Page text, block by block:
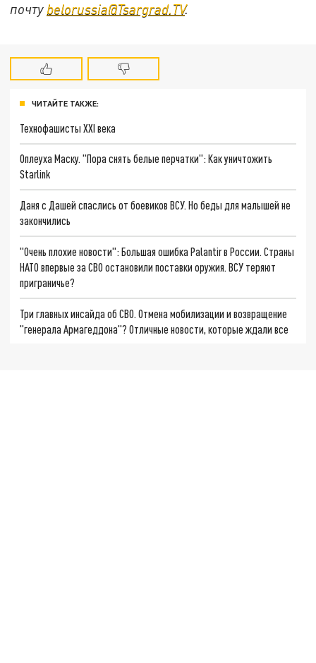
почту belorussia@Tsargrad.TV.
ЧИТАЙТЕ ТАКЖЕ:
Технофашисты XXI века
Оплеуха Маску. "Пора снять белые перчатки": Как уничтожить
Starlink
Даня с Дашей спаслись от боевиков ВСУ. Но беды для малышей не
закончились
"Очень плохие новости": Большая ошибка Palantir в России. Страны
НАТО впервые за СВО остановили поставки оружия. ВСУ теряют
приграничье?
Три главных инсайда об СВО. Отмена мобилизации и возвращение
"генерала Армагеддона"? Отличные новости, которые ждали все